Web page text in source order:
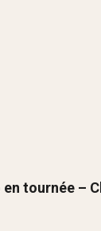
en tournée –